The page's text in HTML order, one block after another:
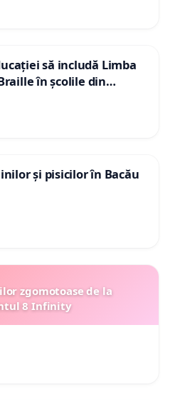
să includă Limba
în școlile din
și pisicilor în Bacău
zgomotoase de la
8 Infinity